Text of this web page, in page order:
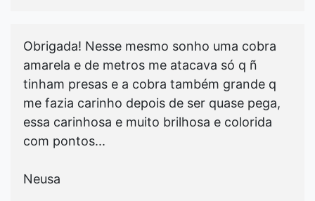
Obrigada! Nesse mesmo sonho uma cobra
amarela e de metros me atacava só q ñ
tinham presas e a cobra também grande q
me fazia carinho depois de ser quase pega,
essa carinhosa e muito brilhosa e colorida
com pontos...
Neusa